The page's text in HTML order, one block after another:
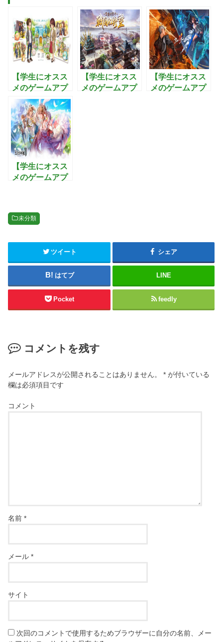
【学生にオスス
メのゲームアプ
リ】恋庭：ゲー
ムをしながら恋
活できるマッチ
ングアプリ！
【学生にオスス
メのゲームアプ
【学生にオスス
メのゲームアプ
【学生にオスス
メのゲームアプ
ぼすファンタジ
未分類
ツイート シェア
はてブ LINE
Pocket feedly
コメントを残す
メールアドレスが公開されることはありません。 * が付いている
欄は必須項目です
コメント
名前*
メール*
サイト
次回のコメントで使用するためブラウザーに自分の名前、メー